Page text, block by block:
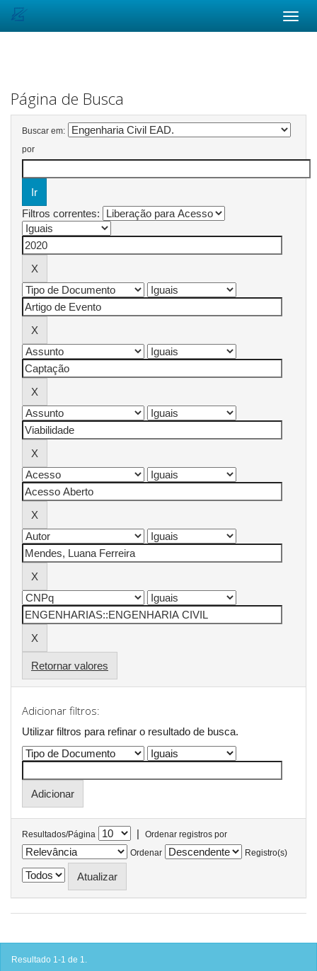
Página de Busca
Buscar em:
por
Filtros correntes:
Retornar valores
Adicionar filtros:
Utilizar filtros para refinar o resultado de busca.
Resultados/Página |
Ordenar registros por
Ordenar
Registro(s)
Resultado 1-1 de 1.